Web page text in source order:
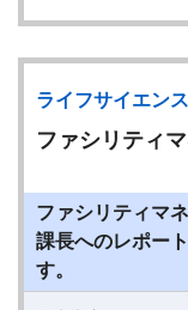
ライフサイエン
ファシリティ
ファシリティマ
課長へのレポー
す。